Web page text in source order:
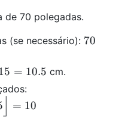
de 70 polegadas.
(se necessário): 70
70
= 10.5 cm.
= 10